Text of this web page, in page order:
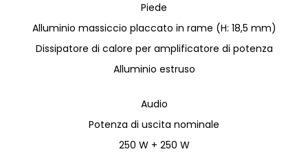
Piede
Alluminio massiccio placcato in rame (H: 18,5 mm)
Dissipatore di calore per amplificatore di potenza
Alluminio estruso
Audio
Potenza di uscita nominale
250 W + 250 W